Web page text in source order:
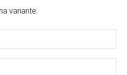
variante: